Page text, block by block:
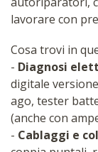
lavorare con
Cosa trovi in
- Diagnosi
digitale
ago, tester
(anche con
- Cablaggi e